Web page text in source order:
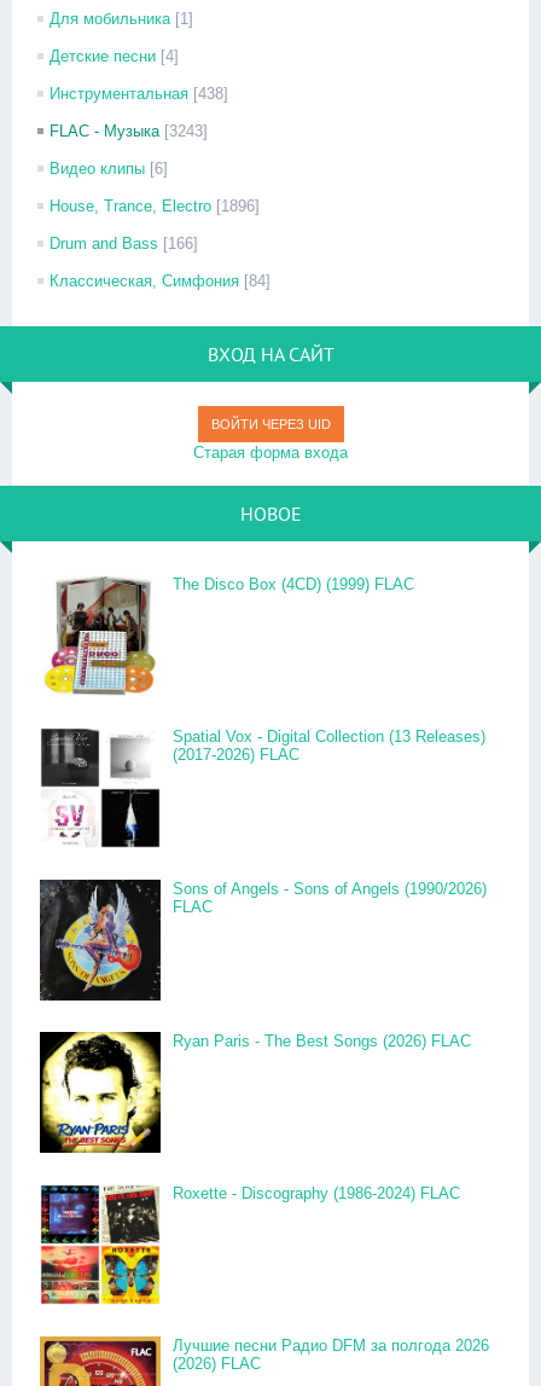
Для мобильника [1]
Детские песни [4]
Инструментальная [438]
FLAC - Музыка [3243]
Видео клипы [6]
House, Trance, Electro [1896]
Drum and Bass [166]
Классическая, Симфония [84]
ВХОД НА САЙТ
ВОЙТИ ЧЕРЕЗ UID
Старая форма входа
НОВОЕ
The Disco Box (4CD) (1999) FLAC
Spatial Vox - Digital Collection (13 Releases)
(2017-2026) FLAC
Sons of Angels - Sons of Angels (1990/2026)
FLAC
Ryan Paris - The Best Songs (2026) FLAC
Roxette - Discography (1986-2024) FLAC
Лучшие песни Радио DFM за полгода 2026
(2026) FLAC